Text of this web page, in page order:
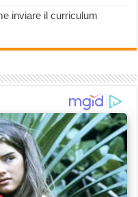
inviare il curriculum